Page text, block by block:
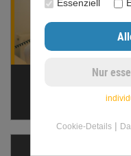
Essenziell
Cookie-Details|